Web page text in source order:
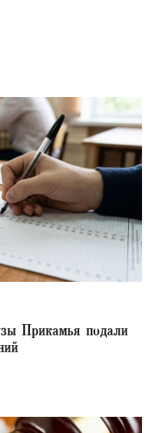
Прикамья подали